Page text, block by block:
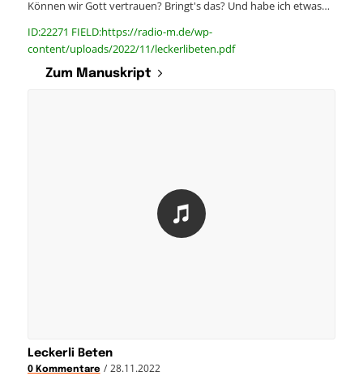
Können wir Gott vertrauen? Bringt's das? Und habe ich etwas…
ID:22271 FIELD:https://radio-m.de/wp-
content/uploads/2022/11/leckerlibeten.pdf
Zum Manuskript
Leckerli Beten
0 Kommentare / 28.11.2022